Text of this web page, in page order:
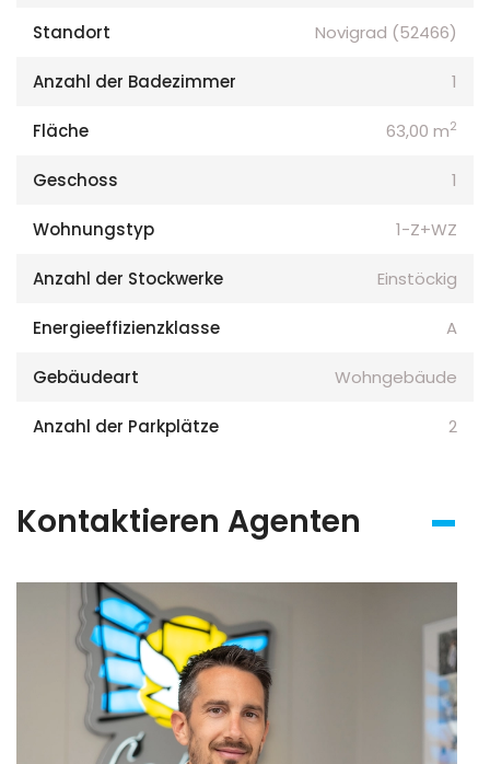
Standort Novigrad (52466)
Anzahl der Badezimmer 1
Fläche 63,00 m2
Geschoss 1
Wohnungstyp 1-Z+WZ
Anzahl der Stockwerke Einstöckig
Energieeffizienzklasse A
Gebäudeart Wohngebäude
Anzahl der Parkplätze 2
Kontaktieren Agenten